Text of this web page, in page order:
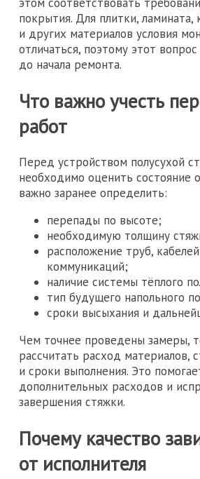
покрытия. Для плитки, ламината,
и других материалов условия
отличаться, поэтому этот
до начала ремонта.
Что важно учесть
работ
Перед устройством полусухой
необходимо оценить состояние
важно заранее определить:
перепады по высоте;
необходимую толщину
расположение труб,
коммуникаций;
наличие системы тёплого
тип будущего напольного
сроки высыхания и
Чем точнее проведены замеры,
рассчитать расход материалов,
и сроки выполнения. Это
дополнительных расходов и
завершения стяжки.
Почему качество
от исполнителя